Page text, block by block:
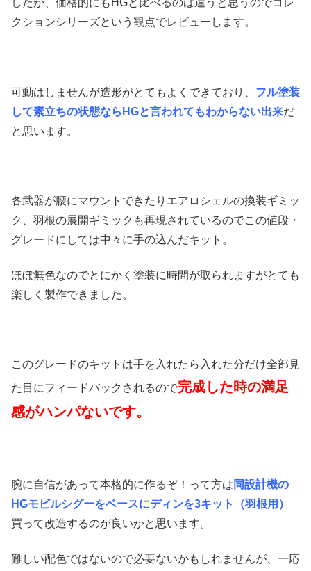
クションシリーズという観点でレビューします。
可動はしませんが造形がとてもよくできており、 フル塗装
して素立ちの状態ならHGと言われてもわからない出来だ
と思います。
各武器が腰にマウントできたりエアロシェルの換装ギミッ
ク、羽根の展開ギミックも再現されているのでこの値段・
グレードにしては中々に手の込んだキット。
ほぼ無色なのでとにかく塗装に時間が取られますがとても
楽しく製作できました。
このグレードのキットは手を入れたら入れた分だけ全部見
た目にフィードバックされるので完成した時の満足
感がハンパないです。
腕に自信があって本格的に作るぞ！って方は 同設計機の
HGモビルシグーをベースにディンを3キット（羽根用）
買って改造するのが良いかと思います。
難しい配色ではないので必要ないかもしれませんが、一応